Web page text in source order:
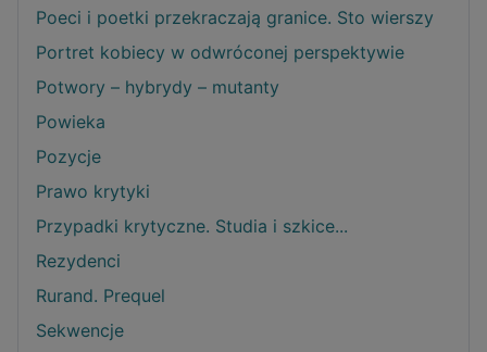
Poeci i poetki przekraczają granice. Sto wierszy
Portret kobiecy w odwróconej perspektywie
Potwory – hybrydy – mutanty
Powieka
Pozycje
Prawo krytyki
Przypadki krytyczne. Studia i szkice...
Rezydenci
Rurand. Prequel
Sekwencje